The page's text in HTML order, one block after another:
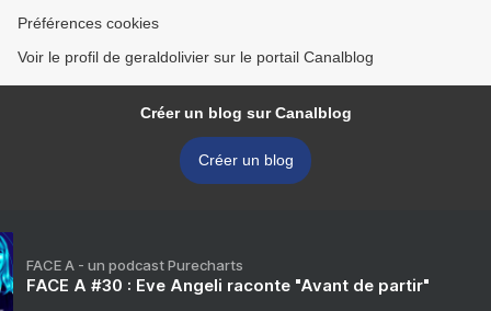
Préférences cookies
Voir le profil de geraldolivier sur le portail Canalblog
Créer un blog sur Canalblog
Créer un blog
FACE A - un podcast Purecharts
FACE A #30 : Eve Angeli raconte "Avant de partir"